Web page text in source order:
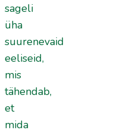
sageli
üha
suurenevaid
eeliseid,
mis
tähendab,
et
mida